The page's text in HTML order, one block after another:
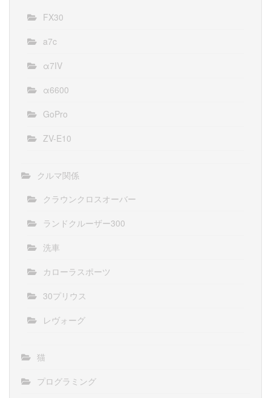
FX30
a7c
α7IV
α6600
GoPro
ZV-E10
クルマ関係
クラウンクロスオーバー
ランドクルーザー300
洗車
カローラスポーツ
30プリウス
レヴォーグ
猫
プログラミング